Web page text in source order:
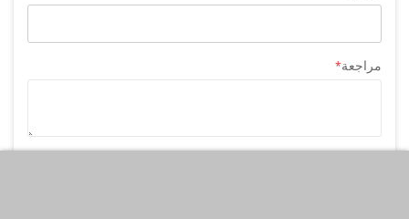
مراجعة